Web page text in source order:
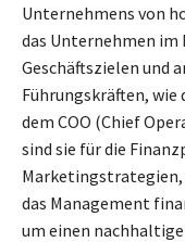
Unternehmens von
das Unternehmen
Geschäftszielen und
Führungskräften, wie
dem COO (Chief
sind sie für die
Marketingstrategien,
das Management
um einen